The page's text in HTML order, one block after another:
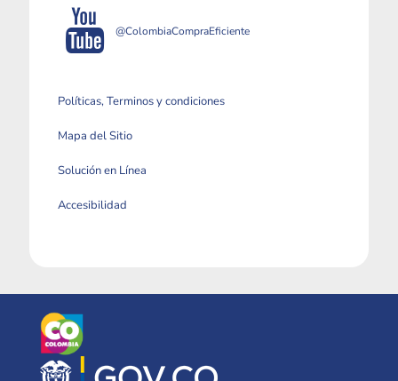
@ColombiaCompraEficiente
Políticas, Terminos y condiciones
Mapa del Sitio
Solución en Línea
Accesibilidad